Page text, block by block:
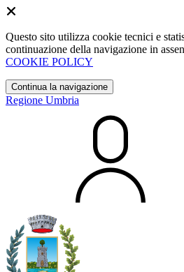
Questo sito utilizza cookie tecnici e
continuazione della navigazione in
COOKIE POLICY
Continua la navigazione
Regione Umbria